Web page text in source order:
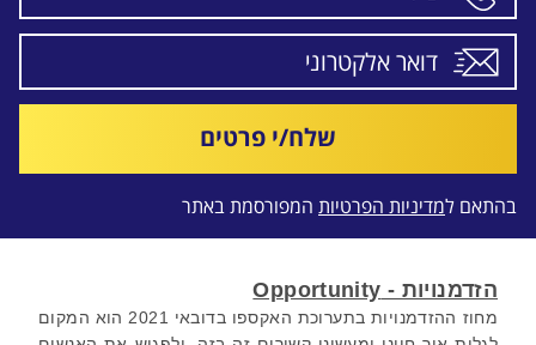
שלח/י פרטים
בהתאם למדיניות הפרטיות המפורסמת באתר
הזדמנויות - Opportunity
מחוז ההזדמנויות בתערוכת האקספו בדובאי 2021 הוא המקום